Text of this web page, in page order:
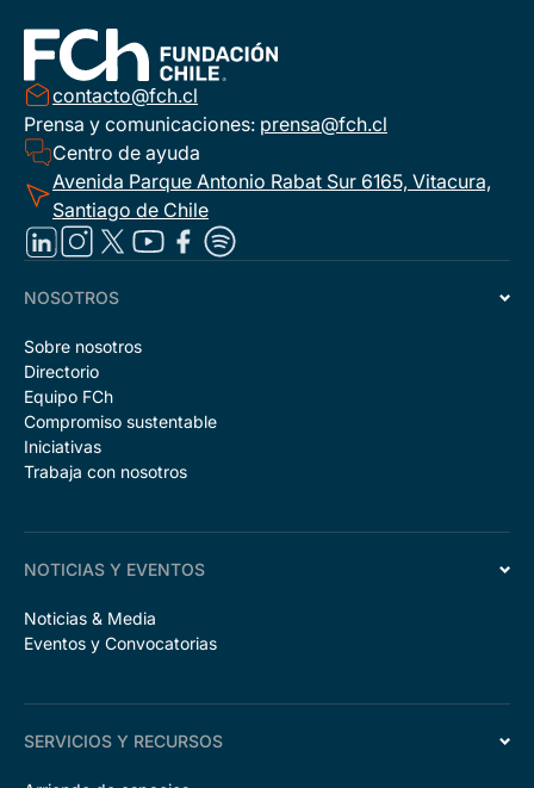
contacto@fch.cl
Prensa y comunicaciones: prensa@fch.cl
Centro de ayuda
Avenida Parque Antonio Rabat Sur 6165, Vitacura,
Santiago de Chile
NOSOTROS
Sobre nosotros
Directorio
Equipo FCh
Compromiso sustentable
Iniciativas
Trabaja con nosotros
NOTICIAS Y EVENTOS
Noticias & Media
Eventos y Convocatorias
SERVICIOS Y RECURSOS